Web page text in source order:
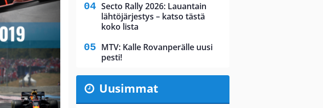
Secto Rally 2026: Lauantain
lähtöjärjestys – katso tästä
koko lista
MTV: Kalle Rovanperälle uusi
pesti!
Uusimmat